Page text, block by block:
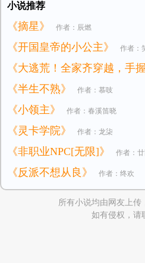
小说推荐
《摘星》 作者：辰燃
《开国皇帝的小公主》 作者：
《大逃荒！全家齐穿越，手
逃小公主
《半生不熟》 作者：慕吱
《小领主》 作者：春溪笛晓
《灵卡学院》 作者：龙柒
《非职业NPC[无限]》 作者：
《反派不想从良》 作者：终欢
所有小说均由网友上传
如有侵权，请